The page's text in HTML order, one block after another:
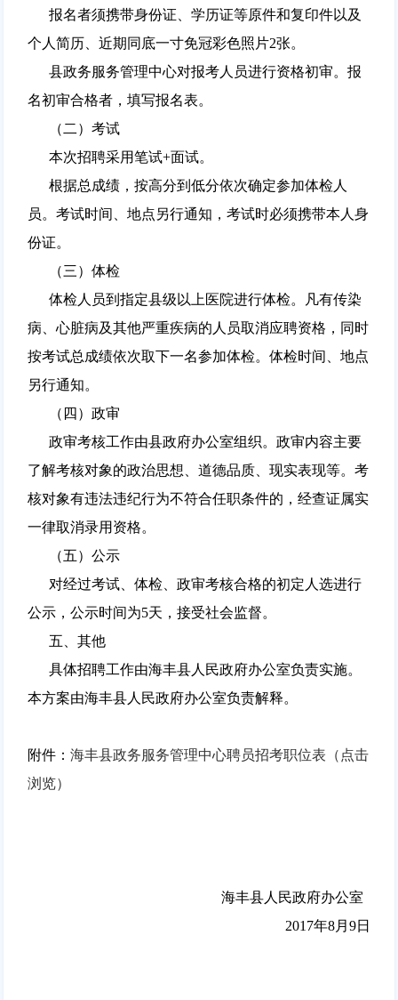
报名者须携带身份证、学历证等原件和复印件以及
个人简历、近期同底一寸免冠彩色照片2张。
县政务服务管理中心对报考人员进行资格初审。报
名初审合格者，填写报名表。
（二）考试
本次招聘采用笔试+面试。
根据总成绩，按高分到低分依次确定参加体检人
员。考试时间、地点另行通知，考试时必须携带本人身
份证。
（三）体检
体检人员到指定县级以上医院进行体检。凡有传染
病、心脏病及其他严重疾病的人员取消应聘资格，同时
按考试总成绩依次取下一名参加体检。体检时间、地点
另行通知。
（四）政审
政审考核工作由县政府办公室组织。政审内容主要
了解考核对象的政治思想、道德品质、现实表现等。考
核对象有违法违纪行为不符合任职条件的，经查证属实
一律取消录用资格。
（五）公示
对经过考试、体检、政审考核合格的初定人选进行
公示，公示时间为5天，接受社会监督。
五、其他
具体招聘工作由海丰县人民政府办公室负责实施。
本方案由海丰县人民政府办公室负责解释。
附件： 海丰县政务服务管理中心聘员招考职位表（点击
浏览）
海丰县人民政府办公室
2017年8月9日